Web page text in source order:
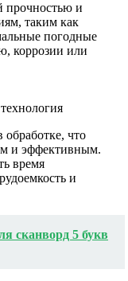
прочностью и
таким как
погодные
коррозии или
что
и эффективным.
время
и
сканворд 5 букв